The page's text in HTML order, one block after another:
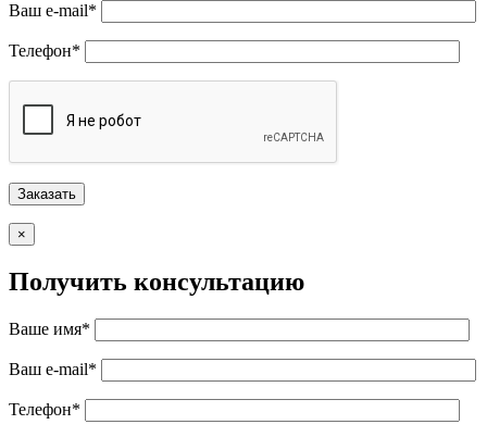
Ваш e-mail*
Телефон*
×
Получить консультацию
Ваше имя*
Ваш e-mail*
Телефон*